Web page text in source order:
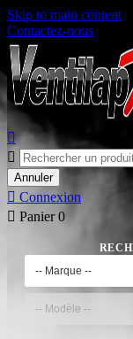
Skip to main content
Contactez-nous


Annuler
 Connexion
 Panier 0